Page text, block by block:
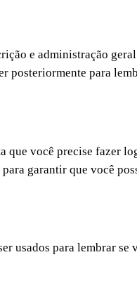
e administração
posteriormente para
que você precise fazer
garantir que você
usados ​​para lembrar se